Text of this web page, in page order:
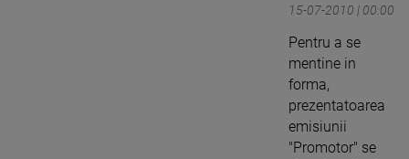
15-07-2010 | 00:00
Pentru a se
mentine in
forma,
prezentatoarea
emisiunii
"Promotor" se